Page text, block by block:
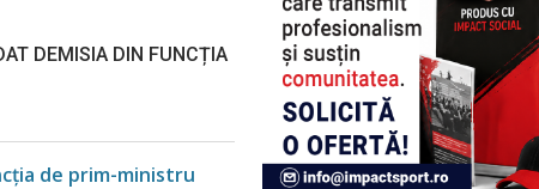
DEMISIA DIN FUNCȚIA
de prim-ministru